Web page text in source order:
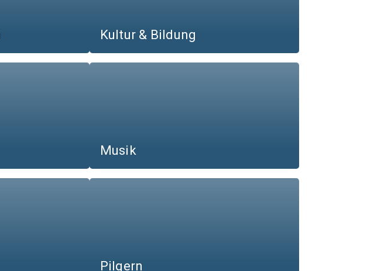
Kultur & Bildung
Musik
Pilgern